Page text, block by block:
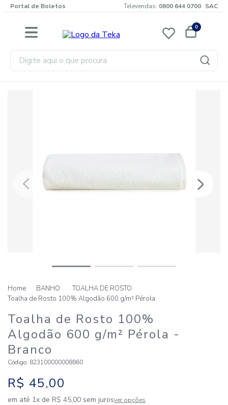
Portal de Boletos Televendas: 0800 644 0700 SAC
0
Digite aqui o que procura
BANHO
TOALHA DE ROSTO
Toalha de Rosto 100% Algodão 600 g/m² Pérola
Toalha de Rosto 100%
Algodão 600 g/m² Pérola -
Branco
Código: 823100000008860
R$ 45,00
em até 1x de R$ 45,00 sem jurosver opções